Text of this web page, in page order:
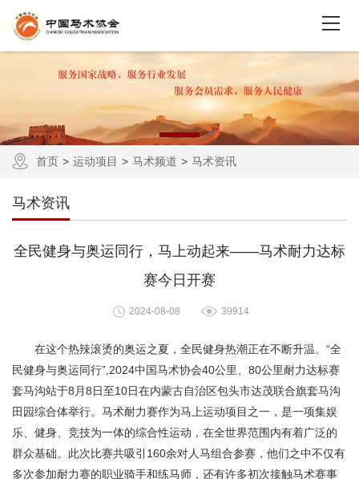
首页 运动项目 马术频道 马术资讯
马术资讯
全民健身与奥运同行，马上动起来——马术耐力达标
赛今日开赛
2024-08-08 39914
在这个热辣滚烫的奥运之夏，全民健身热潮正在不断升温。“全
民健身与奥运同行”,2024中国马术协会40公里、80公里耐力达标赛
套马沟站于8月8日至10日在内蒙古自治区包头市达茂联合旗套马沟
田园综合体举行。马术耐力赛作为马上运动项目之一，是一项集娱
乐、健身、竞技为一体的综合性运动，在全世界范围内有着广泛的
群众基础。此次比赛共吸引160余对人马组合参赛，他们之中不仅有
多次参加耐力赛的职业骑手和练马师，还有许多初次接触马术赛事